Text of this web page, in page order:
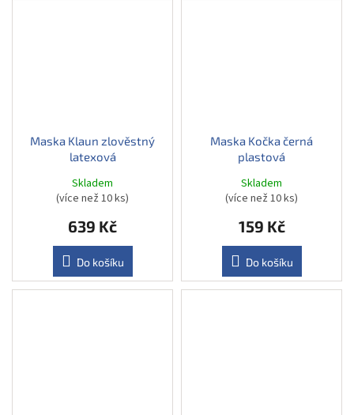
Maska Klaun zlověstný
latexová
Skladem
(více než 10 ks)
639 Kč
Do košíku
Maska Kočka černá
plastová
Skladem
(více než 10 ks)
159 Kč
Do košíku